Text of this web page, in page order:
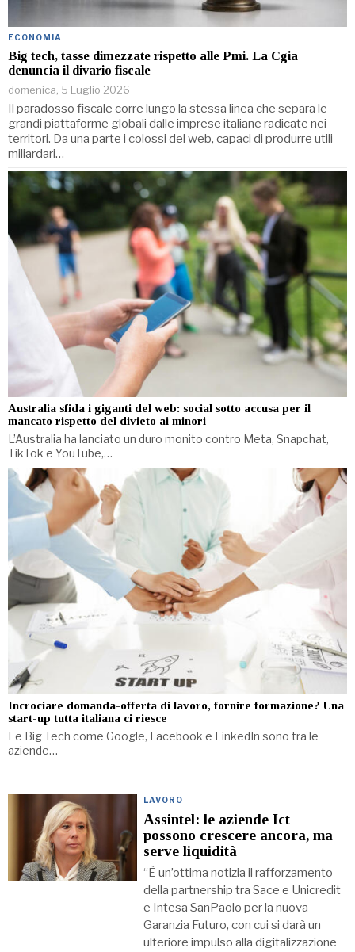
ECONOMIA
Big tech, tasse dimezzate rispetto alle Pmi. La Cgia
denuncia il divario fiscale
domenica, 5 Luglio 2026
Il paradosso fiscale corre lungo la stessa linea che separa le
grandi piattaforme globali dalle imprese italiane radicate nei
territori. Da una parte i colossi del web, capaci di produrre utili
miliardari…
Australia sfida i giganti del web: social sotto accusa per il
mancato rispetto del divieto ai minori
L’Australia ha lanciato un duro monito contro Meta, Snapchat,
TikTok e YouTube,…
Incrociare domanda-offerta di lavoro, fornire formazione? Una
start-up tutta italiana ci riesce
Le Big Tech come Google, Facebook e LinkedIn sono tra le
aziende…
LAVORO
Assintel: le aziende Ict
possono crescere ancora, ma
serve liquidità
“È un’ottima notizia il rafforzamento
della partnership tra Sace e Unicredit
e Intesa SanPaolo per la nuova
Garanzia Futuro, con cui si darà un
ulteriore impulso alla digitalizzazione